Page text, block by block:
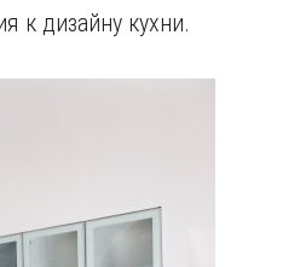
к дизайну кухни.